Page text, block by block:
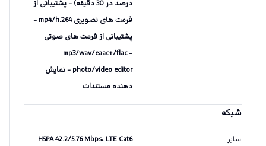
درصد در 30 دقیقه) - پشتیبانی از
فرمت های تصویری mp4/h.264 -
پشتیبانی از فرمت های صوتی
mp3/wav/eaac+/flac -
photo/video editor - نمایش
دهنده مستندات
شبکه
سایر:
HSPA 42.2/5.76 Mbps، LTE Cat6